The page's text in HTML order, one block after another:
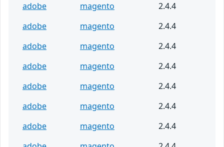
adobe
magento
2.4.4
adobe
magento
2.4.4
adobe
magento
2.4.4
adobe
magento
2.4.4
adobe
magento
2.4.4
adobe
magento
2.4.4
adobe
magento
2.4.4